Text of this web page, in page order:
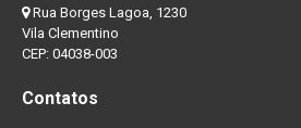
Rua Borges Lagoa, 1230
Vila Clementino
CEP: 04038-003
Contatos